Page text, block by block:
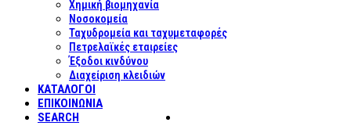
Χημική βιομηχανία
Νοσοκομεία
Ταχυδρομεία και ταχυμεταφορές
Πετρελαϊκές εταιρείες
Έξοδοι κινδύνου
Διαχείριση κλειδιών
ΚΑΤΑΛΟΓΟΙ
ΕΠΙΚΟΙΝΩΝΊΑ
SEARCH